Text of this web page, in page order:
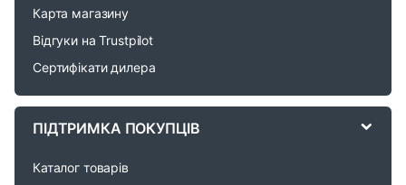
C
Карта магазину
Відгуки на Trustpilot
Сертифікати дилера
ПІДТРИМКА ПОКУПЦІВ
Каталог товарів